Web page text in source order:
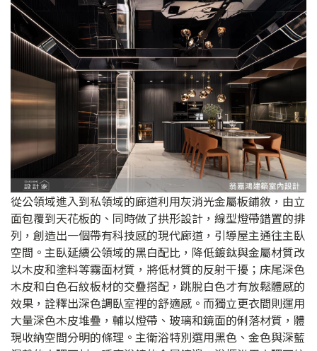
從公領域進入到私領域的廊道利用灰消光金屬板鋪敘，由立
面包覆到天花板的、同時做了拱形設計，線型燈帶錯置的排
列，創造出一個帶有科技感的現代廊道，引導屋主通往主臥
空間。主臥延續公領域的黑白配比，降低鍍鈦與金屬材質改
以木皮和塗料等霧面材質，將低材質的反射干擾；床尾深色
木皮和白色石紋板材的交疊搭配，跳脫白色才有放鬆體感的
效果，詮釋出深色調臥室裡的舒適感。而獨立更衣間則運用
大量深色木皮堆疊，輔以燈帶、玻璃和鏡面的俐落材質，體
現收納空間分明的條理。主衛浴特別選用黑色、金色與深藍